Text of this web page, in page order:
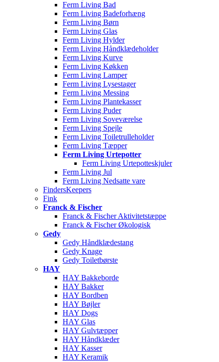
Ferm Living Bad
Ferm Living Badeforhæng
Ferm Living Børn
Ferm Living Glas
Ferm Living Hylder
Ferm Living Håndklædeholder
Ferm Living Kurve
Ferm Living Køkken
Ferm Living Lamper
Ferm Living Lysestager
Ferm Living Messing
Ferm Living Plantekasser
Ferm Living Puder
Ferm Living Soveværelse
Ferm Living Spejle
Ferm Living Toiletrulleholder
Ferm Living Tæpper
Ferm Living Urtepotter
Ferm Living Urtepotteskjuler
Ferm Living Jul
Ferm Living Nedsatte vare
FindersKeepers
Fink
Franck & Fischer
Franck & Fischer Aktivitetstæppe
Franck & Fischer Økologisk
Gedy
Gedy Håndklædestang
Gedy Knage
Gedy Toiletbørste
HAY
HAY Bakkeborde
HAY Bakker
HAY Bordben
HAY Bøjler
HAY Dogs
HAY Glas
HAY Gulvtæpper
HAY Håndklæder
HAY Kasser
HAY Keramik